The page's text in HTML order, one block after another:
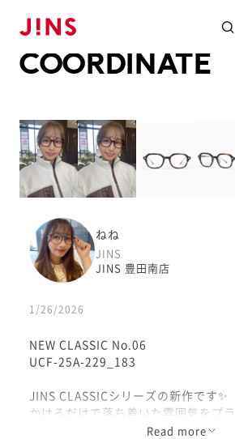
COORDINATE
ねね
JINS
JINS 豊田南店
1/26/2026
NEW CLASSIC No.06
UCF-25A-229_183
JINS CLASSICシリーズの新作です✨
かけるだけで落ち着いた雰囲気をプ
を高めてくれるフレーム☕️Read more